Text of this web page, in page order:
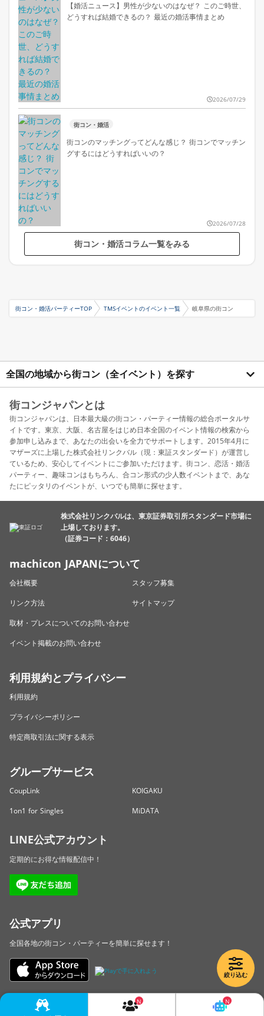
【婚活ニュース】男性が少ないのはなぜ？ このご時世、
どうすれば結婚できるの？ 最近の婚活事情まとめ
2026/07/29
街コン・婚活
街コンのマッチングってどんな感じ？ 街コンでマッチン
グするにはどうすればいいの？
2026/07/28
街コン・婚活コラム一覧をみる
街コン・婚活パーティーTOP TMSイベントのイベント一覧 岐阜県の街コン
絞り込む
全国の地域から街コン（全イベント）を探す
街コンジャパンとは
街コンジャパンは、日本最大級の街コン・パーティー情報の総合ポータルサ
イトです。東京、大阪、名古屋をはじめ日本全国のイベント情報の検索から
参加申し込みまで、あなたの出会いを全力でサポートします。2015年4月に
マザーズに上場した株式会社リンクバル（現：東証スタンダード）が運営し
ているため、安心してイベントにご参加いただけます。街コン、恋活・婚活
パーティー、趣味コンはもちろん、合コン形式の少人数イベントまで、あな
たにピッタリのイベントが、いつでも簡単に探せます。
株式会社リンクバルは、東京証券取引所スタンダード市場に
上場しております。
（証券コード：6046）
machicon JAPANについて
会社概要
スタッフ募集
リンク方法
サイトマップ
取材・プレスについてのお問い合わせ
イベント掲載のお問い合わせ
利用規約とプライバシー
利用規約
プライバシーポリシー
特定商取引法に関する表示
グループサービス
CoupLink
KOIGAKU
1on1 for Singles
MiDATA
LINE公式アカウント
定期的にお得な情報配信中！
公式アプリ
全国各地の街コン・パーティーを簡単に探せます！
Copyright © LINKBAL Inc. All Rights Reserved.